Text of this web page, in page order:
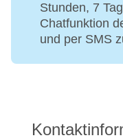
Stunden, 7
Chatfunktion
und per SMS